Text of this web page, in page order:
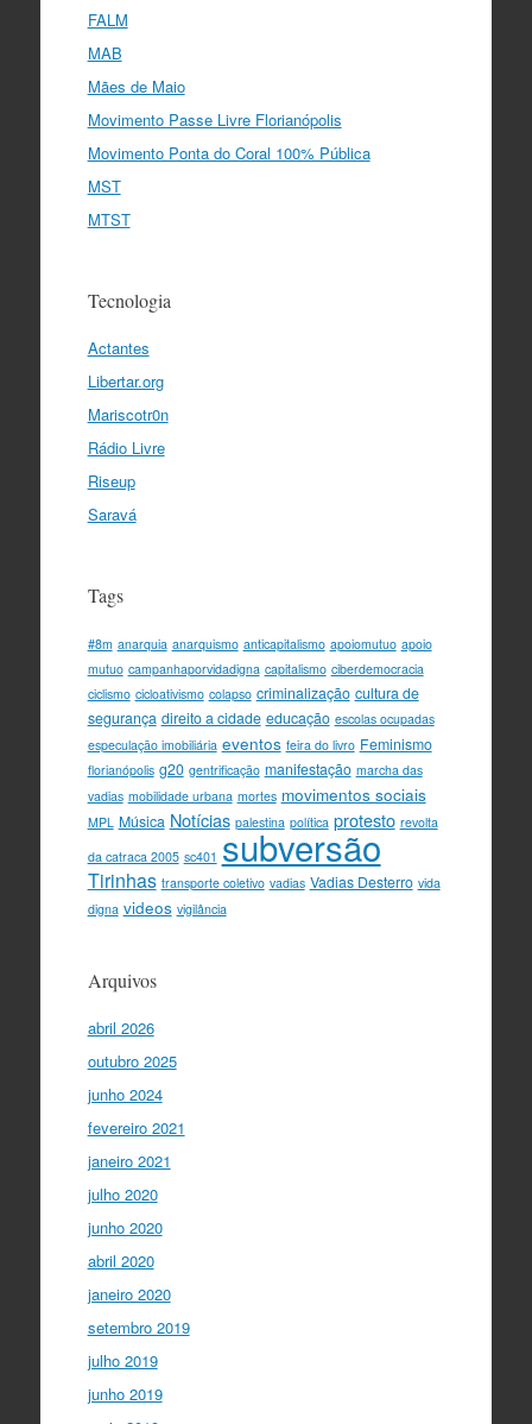
FALM
MAB
Mães de Maio
Movimento Passe Livre Florianópolis
Movimento Ponta do Coral 100% Pública
MST
MTST
Tecnologia
Actantes
Libertar.org
Mariscotr0n
Rádio Livre
Riseup
Saravá
Tags
#8m anarquia anarquismo anticapitalismo apoiomutuo apoio
mutuo campanhaporvidadigna capitalismo ciberdemocracia
ciclismo cicloativismo colapso criminalização cultura de
segurança direito a cidade educação escolas ocupadas
especulação imobiliária eventos feira do livro Feminismo
florianópolis g20 gentrificação manifestação marcha das
vadias mobilidade urbana mortes movimentos sociais
MPL Música Notícias palestina política protesto revolta
da catraca 2005 sc401 subversão
Tirinhas transporte coletivo vadias Vadias Desterro vida
digna videos vigilância
Arquivos
abril 2026
outubro 2025
junho 2024
fevereiro 2021
janeiro 2021
julho 2020
junho 2020
abril 2020
janeiro 2020
setembro 2019
julho 2019
junho 2019